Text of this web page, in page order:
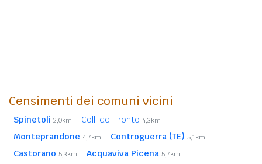
Censimenti dei comuni vicini
Spinetoli 2,0km Colli del Tronto 4,3km
Monteprandone 4,7km Controguerra (TE) 5,1km
Castorano 5,3km Acquaviva Picena 5,7km